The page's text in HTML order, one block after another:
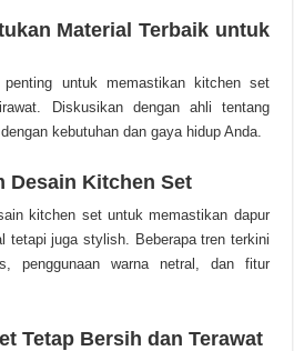
Material Terbaik untuk
penting untuk memastikan kitchen set
Diskusikan dengan ahli tentang
kebutuhan dan gaya hidup Anda.
Desain Kitchen Set
kitchen set untuk memastikan dapur
tetapi juga stylish. Beberapa tren terkini
penggunaan warna netral, dan fitur
Tetap Bersih dan Terawat